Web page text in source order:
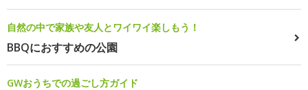
自然の中で家族や友人とワイワイ楽しもう！
BBQにおすすめの公園
GWおうちでの過ごし方ガイド